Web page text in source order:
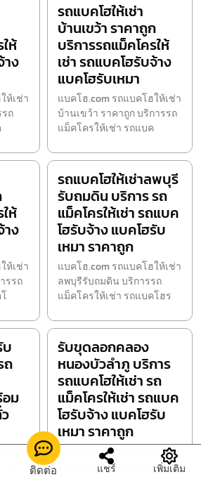
ห้
าง
ห้เช่า
ถ
รถแบคโฮให้เช่า
บ้านเขว้า ราคาถูก
บริการรถแม็คโครให้
เช่า รถแบคโฮรับจ้าง
แบคโฮรับเหมา
แบคโฮ.com รถแบคโฮให้เช่า
บ้านเขว้า ราคาถูก บริการรถ
แม็คโครให้เช่า รถแบค
ห้
าง
ห้เช่า
รรถ
รถแบคโฮให้เช่าลพบุรี
รับถมดิน บริการ รถ
แม็คโครให้เช่า รถแบค
โฮรับจ้าง แบคโฮรับ
เหมา ราคาถูก
แบคโฮ.com รถแบคโฮให้เช่า
ลพบุรีรับถมดิน บริการรถ
แม็คโครให้เช่า รถแบคโฮร
ถ
อม
าชี
ถ
รับขุดลอกคลอง
หนองบัวลำภู บริการ
รถแบคโฮให้เช่า รถ
แม็คโครให้เช่า รถแบค
โฮรับจ้าง แบคโฮรับ
เหมา ราคาถูก
แบคโฮ.com รับขุดลอกคลอง
หนองบัวลำภู บริการ รถแบค
ติดต่อ แชร์ เพิ่มเติม